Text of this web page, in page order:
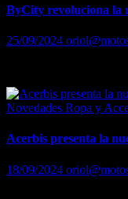
ByCity revoluciona la
25/09/2024
Novedades Ropa y
Acerbis presenta la
18/09/2024